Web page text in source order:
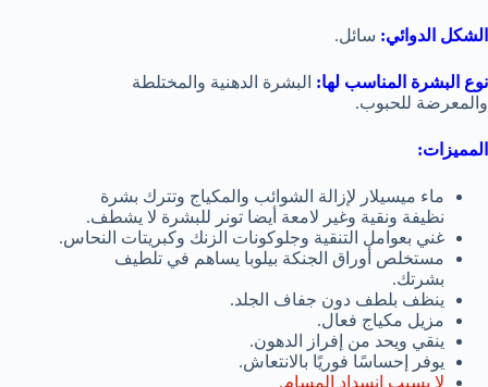
الشكل الدوائي: سائل.
نوع البشرة المناسب لها: البشرة الدهنية والمختلطة
والمعرضة للحبوب.
المميزات:
ماء ميسيلار لإزالة الشوائب والمكياج وتترك بشرة
نظيفة ونقية وغير لامعة أيضا تونر للبشرة لا يشطف.
غني بعوامل التنقية وجلوكونات الزنك وكبريتات النحاس.
مستخلص أوراق الجنكة بيلوبا يساهم في تلطيف
بشرتك.
ينظف بلطف دون جفاف الجلد.
مزيل مكياج فعال.
ينقي ويحد من إفراز الدهون.
يوفر إحساسًا فوريًا بالانتعاش.
لا يسبب انسداد المسام.